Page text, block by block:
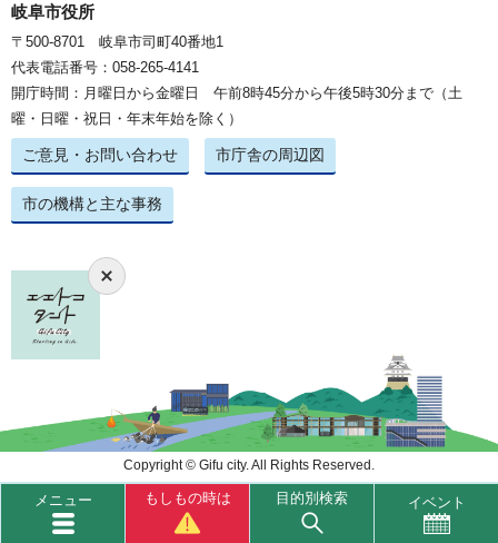
メニュー もしもの時は 目的別検索 イベント
岐阜市役所
〒500-8701 岐阜市司町40番地1
代表電話番号：058-265-4141
開庁時間：月曜日から金曜日 午前8時45分から午後5時30分まで（土
曜・日曜・祝日・年末年始を除く）
ご意見・お問い合わせ 市庁舎の周辺図
市の機構と主な事務
Copyright © Gifu city. All Rights Reserved.